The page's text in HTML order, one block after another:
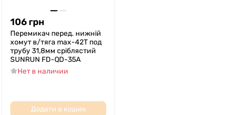
106 грн
Перемикач перед. нижній
хомут в/тяга max-42T под
трубу 31,8мм срiблястий
SUNRUN FD-QD-35A
Нет в наличии
Додати в кошик